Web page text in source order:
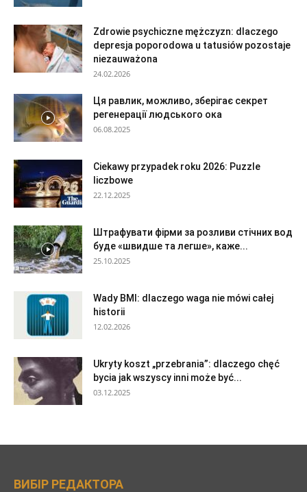
Zdrowie psychiczne mężczyzn: dlaczego
depresja poporodowa u tatusiów pozostaje
niezauważona
24.02.2026
Ця равлик, можливо, зберігає секрет
регенерації людського ока
06.08.2025
Ciekawy przypadek roku 2026: Puzzle
liczbowe
22.12.2025
Штрафувати фірми за розливи стічних вод
буде «швидше та легше», каже...
25.10.2025
Wady BMI: dlaczego waga nie mówi całej
historii
12.02.2026
Ukryty koszt „przebrania”: dlaczego chęć
bycia jak wszyscy inni może być...
03.12.2025
ВИБІР РЕДАКТОРА